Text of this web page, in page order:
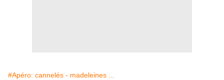
#Apéro: cannelés - madeleines ...